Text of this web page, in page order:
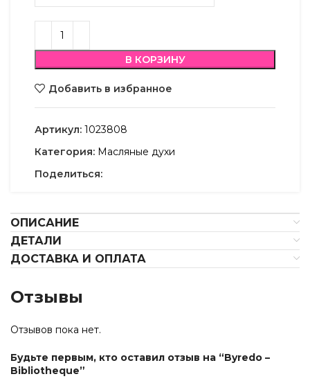
В КОРЗИНУ
Добавить в избранное
Артикул: 1023808
Категория: Масляные духи
Поделиться:
ОПИСАНИЕ
ДЕТАЛИ
ДОСТАВКА И ОПЛАТА
Отзывы
Отзывов пока нет.
Будьте первым, кто оставил отзыв на “Byredo –
Bibliotheque”